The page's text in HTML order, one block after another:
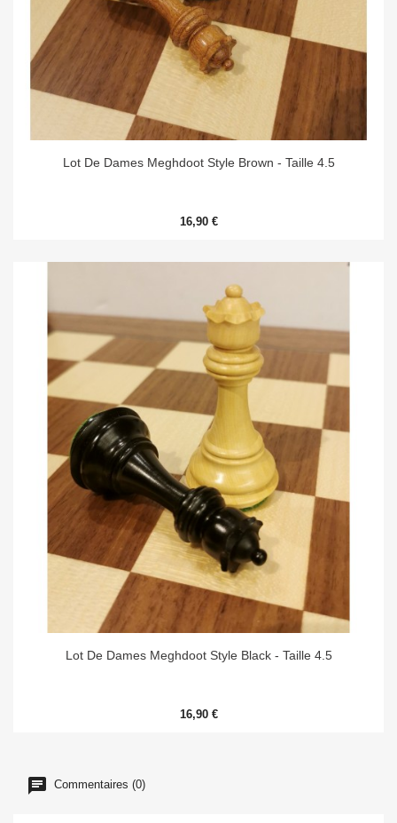
Lot De Dames Meghdoot Style Brown - Taille 4.5
16,90 €
Lot De Dames Meghdoot Style Black - Taille 4.5
16,90 €
Commentaires (0)